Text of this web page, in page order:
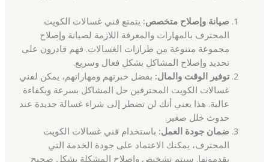
صيانة وإصلاح متخصص: يتمتع فني غسالات الكويت
المحترف بالمهارات والمعرفة اللازمة لصيانة وإصلاح
مجموعة متنوعة من طرازات الغسالات. فهم قادرون على
تحديد وإصلاح المشاكل بشكل فعال وسريع.
توفير الوقت والمال: بفضل خبرتهم ومهاراتهم، يمكن لفني
غسالات الكويت المحترفين حل المشاكل بسرعة وبكفاءة
عالية. هذا يعني أنك لن تضطر إلى شراء غسالة جديدة عند
حدوث خلل صغير.
ضمان جودة العمل: باستخدام فني غسالات الكويت
المحترف، يمكنك الاعتماد على جودة الخدمة التي
يقدمونها. سيتم تشخيص وإصلاح المشكلة بشكل صحيح